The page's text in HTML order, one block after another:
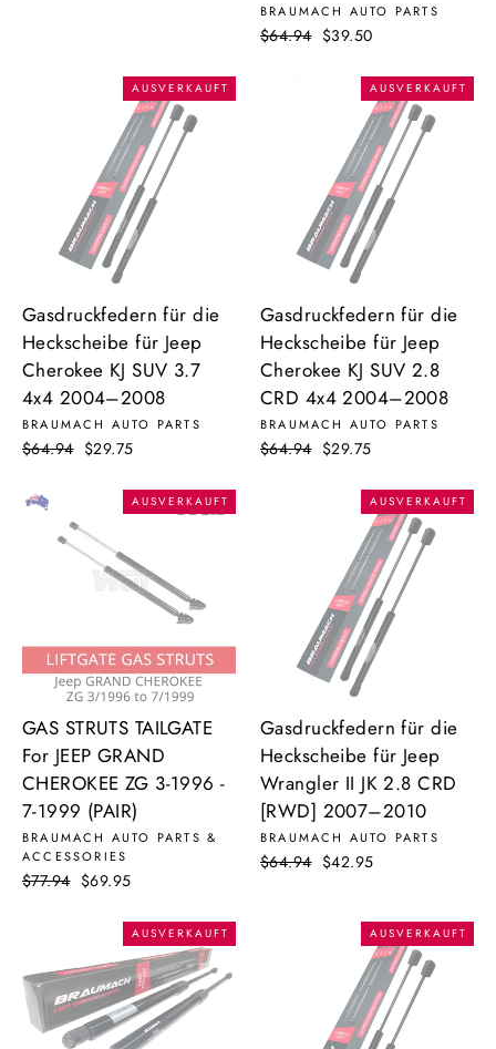
BRAUMACH AUTO PARTS
Normaler
$64.94 Sonderpreis
$39.50
AUSVERKAUFT
Gasdruckfedern für die
Heckscheibe für Jeep
Cherokee KJ SUV 3.7
4x4 2004–2008
BRAUMACH AUTO PARTS
Normaler
$64.94 Sonderpreis
$29.75
AUSVERKAUFT
Gasdruckfedern für die
Heckscheibe für Jeep
Cherokee KJ SUV 2.8
CRD 4x4 2004–2008
BRAUMACH AUTO PARTS
Normaler
$64.94 Sonderpreis
$29.75
AUSVERKAUFT
GAS STRUTS TAILGATE
For JEEP GRAND
CHEROKEE ZG 3-1996 -
7-1999 (PAIR)
BRAUMACH AUTO PARTS &
ACCESSORIES
Normaler
$77.94 Sonderpreis
$69.95
AUSVERKAUFT
Gasdruckfedern für die
Heckscheibe für Jeep
Wrangler II JK 2.8 CRD
[RWD] 2007–2010
BRAUMACH AUTO PARTS
Normaler
$64.94 Sonderpreis
$42.95
AUSVERKAUFT AUSVERKAUFT